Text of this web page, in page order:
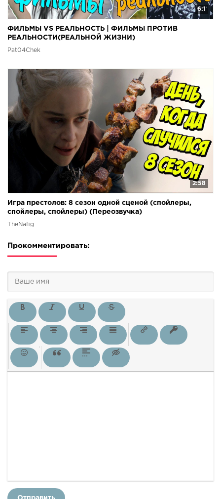
6:1
ФИЛЬМЫ VS РЕАЛЬНОСТЬ | ФИЛЬМЫ ПРОТИВ
РЕАЛЬНОСТИ(РЕАЛЬНОЙ ЖИЗНИ)
Pat04Chek
2:58
Игра престолов: 8 сезон одной сценой (спойлеры,
спойлеры, спойлеры) (Переозвучка)
TheNafig
Прокомментировать: